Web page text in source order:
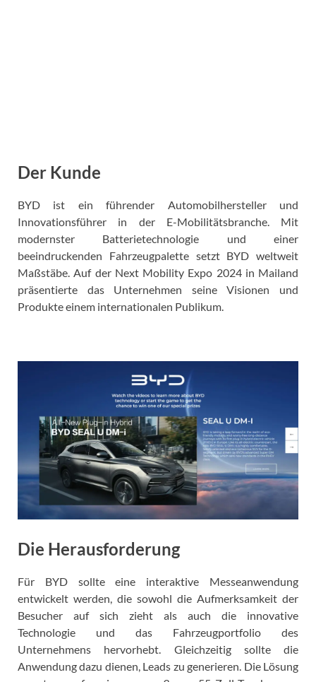
Der Kunde
BYD ist ein führender Automobilhersteller und
Innovationsführer in der E-Mobilitätsbranche. Mit
modernster Batterietechnologie und einer
beeindruckenden Fahrzeugpalette setzt BYD weltweit
Maßstäbe. Auf der Next Mobility Expo 2024 in Mailand
präsentierte das Unternehmen seine Visionen und
Produkte einem internationalen Publikum.
Die Herausforderung
Für BYD sollte eine interaktive Messeanwendung
entwickelt werden, die sowohl die Aufmerksamkeit der
Besucher auf sich zieht als auch die innovative
Technologie und das Fahrzeugportfolio des
Unternehmens hervorhebt. Gleichzeitig sollte die
Anwendung dazu dienen, Leads zu generieren. Die Lösung